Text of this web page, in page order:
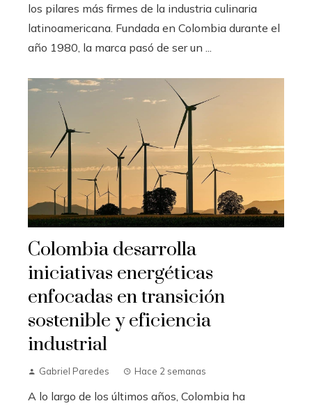
los pilares más firmes de la industria culinaria
latinoamericana. Fundada en Colombia durante el
año 1980, la marca pasó de ser un ...
Colombia desarrolla
iniciativas energéticas
enfocadas en transición
sostenible y eficiencia
industrial
Gabriel Paredes Hace 2 semanas
A lo largo de los últimos años, Colombia ha